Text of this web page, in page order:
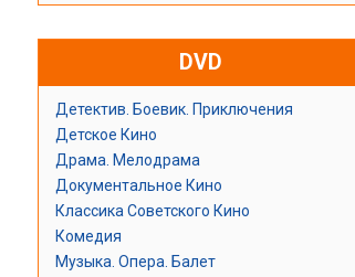
DVD
Детектив. Боевик. Приключения
Детское Кино
Драма. Мелодрама
Документальное Кино
Классика Советского Кино
Комедия
Музыка. Опера. Балет